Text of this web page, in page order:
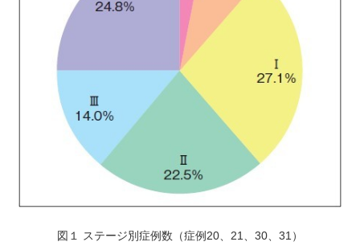
図１ ステージ別症例数（症例20、21、30、31）